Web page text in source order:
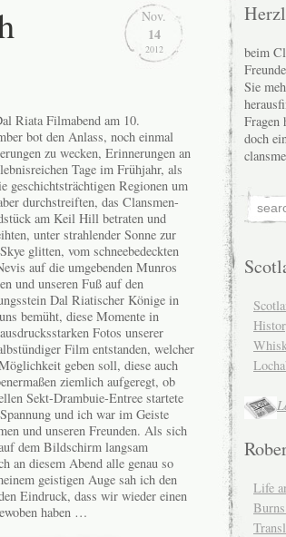
Nov.
14
2012
Riata Filmabend am 10.
bot den Anlass, noch einmal
zu wecken, Erinnerungen an
Tage im Frühjahr, als
geschichtsträchtigen Regionen um
durchstreiften, das Clansmen-
am Keil Hill betraten und
unter strahlender Sonne zur
glitten, vom schneebedeckten
auf die umgebenden Munros
und unseren Fuß auf den
Dal Riatischer Könige in
bemüht, diese Momente in
Fotos unserer
Film entstanden, welcher
geben soll, diese auch
ziemlich aufgeregt, ob
Sekt-Drambuie-Entree startete
und ich war im Geiste
und unseren Freunden. Als sich
dem Bildschirm langsam
an diesem Abend alle genau so
geistigen Auge sah ich den
Eindruck, dass wir wieder einen
haben …
beim
Sie
Fragen
doch
Life